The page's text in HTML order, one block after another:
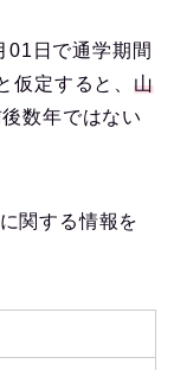
01日で通学期間
仮定すると、 山
後数年ではない
関する情報を